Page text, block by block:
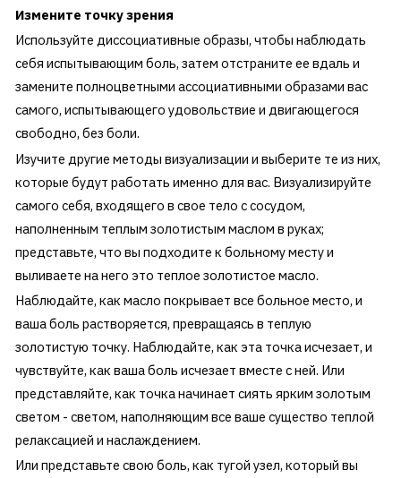
Измените точку зрения
Используйте диссоциативные образы, чтобы наблюдать
себя испытывающим боль, затем отстраните ее вдаль и
замените полноцветными ассоциативными образами вас
самого, испытывающего удовольствие и двигающегося
свободно, без боли.
Изучите другие методы визуализации и выберите те из них,
которые будут работать именно для вас. Визуализируйте
самого себя, входящего в свое тело с сосудом,
наполненным теплым золотистым маслом в руках;
представьте, что вы подходите к больному месту и
выливаете на него это теплое золотистое масло.
Наблюдайте, как масло покрывает все больное место, и
ваша боль растворяется, превращаясь в теплую
золотистую точку. Наблюдайте, как эта точка исчезает, и
чувствуйте, как ваша боль исчезает вместе с ней. Или
представляйте, как точка начинает сиять ярким золотым
светом - светом, наполняющим все ваше существо теплой
релаксацией и наслаждением.
Или представьте свою боль, как тугой узел, который вы